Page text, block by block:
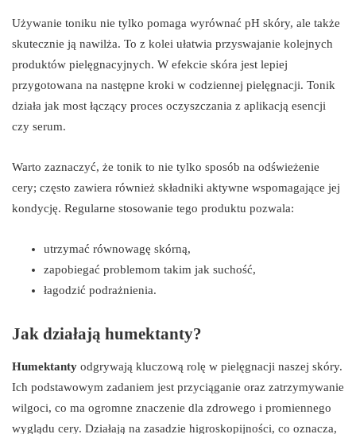
Używanie toniku nie tylko pomaga wyrównać pH skóry, ale także
skutecznie ją nawilża. To z kolei ułatwia przyswajanie kolejnych
produktów pielęgnacyjnych. W efekcie skóra jest lepiej
przygotowana na następne kroki w codziennej pielęgnacji. Tonik
działa jak most łączący proces oczyszczania z aplikacją esencji
czy serum.
Warto zaznaczyć, że tonik to nie tylko sposób na odświeżenie
cery; często zawiera również składniki aktywne wspomagające jej
kondycję. Regularne stosowanie tego produktu pozwala:
utrzymać równowagę skórną,
zapobiegać problemom takim jak suchość,
łagodzić podrażnienia.
Jak działają humektanty?
Humektanty odgrywają kluczową rolę w pielęgnacji naszej skóry.
Ich podstawowym zadaniem jest przyciąganie oraz zatrzymywanie
wilgoci, co ma ogromne znaczenie dla zdrowego i promiennego
wyglądu cery. Działają na zasadzie higroskopijności, co oznacza,